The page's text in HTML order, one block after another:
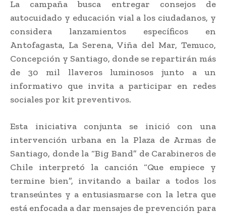
La campaña busca entregar consejos de
autocuidado y educación vial a los ciudadanos, y
considera lanzamientos específicos en
Antofagasta, La Serena, Viña del Mar, Temuco,
Concepción y Santiago, donde se repartirán más
de 30 mil llaveros luminosos junto a un
informativo que invita a participar en redes
sociales por kit preventivos.
Esta iniciativa conjunta se inició con una
intervención urbana en la Plaza de Armas de
Santiago, donde la “Big Band” de Carabineros de
Chile interpretó la canción “Que empiece y
termine bien”, invitando a bailar a todos los
transeúntes y a entusiasmarse con la letra que
está enfocada a dar mensajes de prevención para